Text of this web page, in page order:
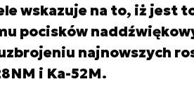
wskazuje na to, iż jest
pocisków
najnowszych
i Ka-52M.